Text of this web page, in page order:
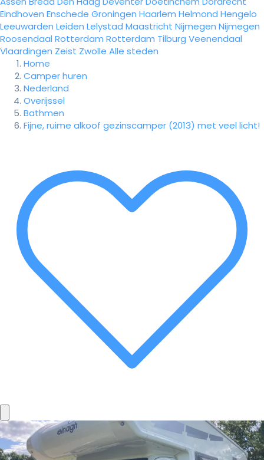
Eindhoven Enschede Groningen Haarlem Helmond Hengelo
Leeuwarden Leiden Lelystad Maastricht Nijmegen Nijmegen
Roosendaal Rotterdam Rotterdam Tilburg Veenendaal
Vlaardingen Zeist Zwolle Alle steden
Home
Camper huren
Nederland
Overijssel
Bathmen
Fijne, ruime alkoof gezinscamper (2013) met veel licht!